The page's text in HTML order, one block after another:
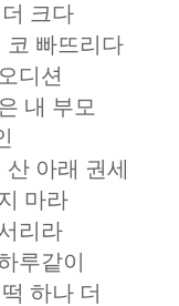
크다
코 빠뜨리다
디션
내 부모
아래 권세
마라
리라
루같이
하나 더